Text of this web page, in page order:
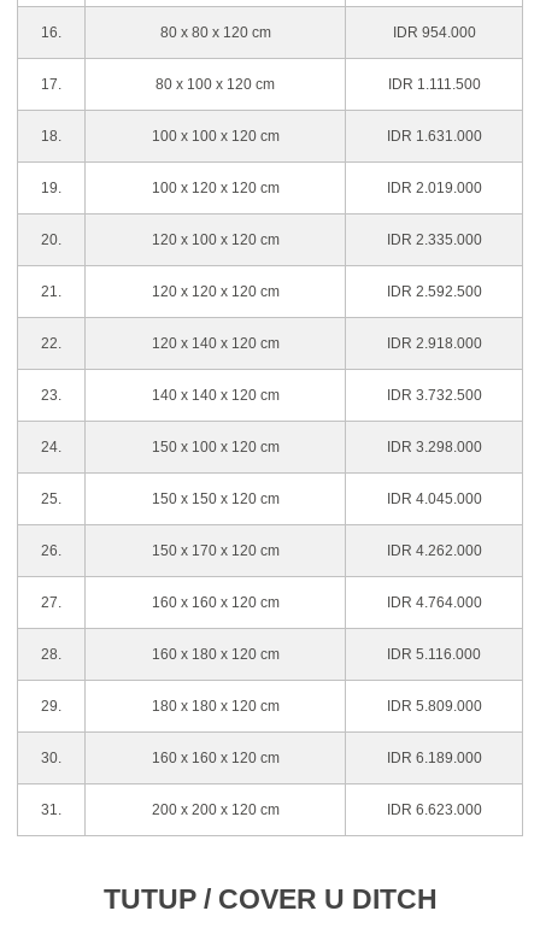
16. 80 x 80 x 120 cm IDR 954.000
17. 80 x 100 x 120 cm IDR 1.111.500
18. 100 x 100 x 120 cm IDR 1.631.000
19. 100 x 120 x 120 cm IDR 2.019.000
20. 120 x 100 x 120 cm IDR 2.335.000
21. 120 x 120 x 120 cm IDR 2.592.500
22. 120 x 140 x 120 cm IDR 2.918.000
23. 140 x 140 x 120 cm IDR 3.732.500
24. 150 x 100 x 120 cm IDR 3.298.000
25. 150 x 150 x 120 cm IDR 4.045.000
26. 150 x 170 x 120 cm IDR 4.262.000
27. 160 x 160 x 120 cm IDR 4.764.000
28. 160 x 180 x 120 cm IDR 5.116.000
29. 180 x 180 x 120 cm IDR 5.809.000
30. 160 x 160 x 120 cm IDR 6.189.000
31. 200 x 200 x 120 cm IDR 6.623.000
TUTUP / COVER U DITCH